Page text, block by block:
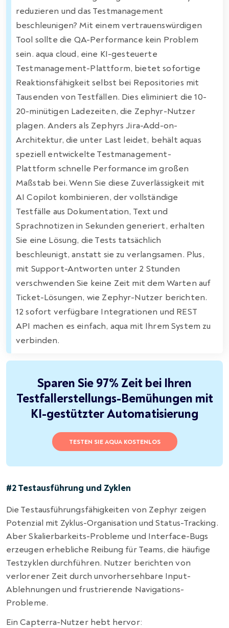
reduzieren und das Testmanagement
beschleunigen? Mit einem vertrauenswürdigen
Tool sollte die QA-Performance kein Problem
sein. aqua cloud, eine KI-gesteuerte
Testmanagement-Plattform, bietet sofortige
Reaktionsfähigkeit selbst bei Repositories mit
Tausenden von Testfällen. Dies eliminiert die 10-
20-minütigen Ladezeiten, die Zephyr-Nutzer
plagen. Anders als Zephyrs Jira-Add-on-
Architektur, die unter Last leidet, behält aquas
speziell entwickelte Testmanagement-
Plattform schnelle Performance im großen
Maßstab bei. Wenn Sie diese Zuverlässigkeit mit
AI Copilot kombinieren, der vollständige
Testfälle aus Dokumentation, Text und
Sprachnotizen in Sekunden generiert, erhalten
Sie eine Lösung, die Tests tatsächlich
beschleunigt, anstatt sie zu verlangsamen. Plus,
mit Support-Antworten unter 2 Stunden
verschwenden Sie keine Zeit mit dem Warten auf
Ticket-Lösungen, wie Zephyr-Nutzer berichten.
12 sofort verfügbare Integrationen und REST
API machen es einfach, aqua mit Ihrem System zu
verbinden.
Sparen Sie 97% Zeit bei Ihren
Testfallerstellungs-Bemühungen mit
KI-gestützter Automatisierung
TESTEN SIE AQUA KOSTENLOS
#2 Testausführung und Zyklen
Die Testausführungsfähigkeiten von Zephyr zeigen
Potenzial mit Zyklus-Organisation und Status-Tracking.
Aber Skalierbarkeits-Probleme und Interface-Bugs
erzeugen erhebliche Reibung für Teams, die häufige
Testzyklen durchführen. Nutzer berichten von
verlorener Zeit durch unvorhersehbare Input-
Ablehnungen und frustrierende Navigations-
Probleme.
Ein Capterra-Nutzer hebt hervor: